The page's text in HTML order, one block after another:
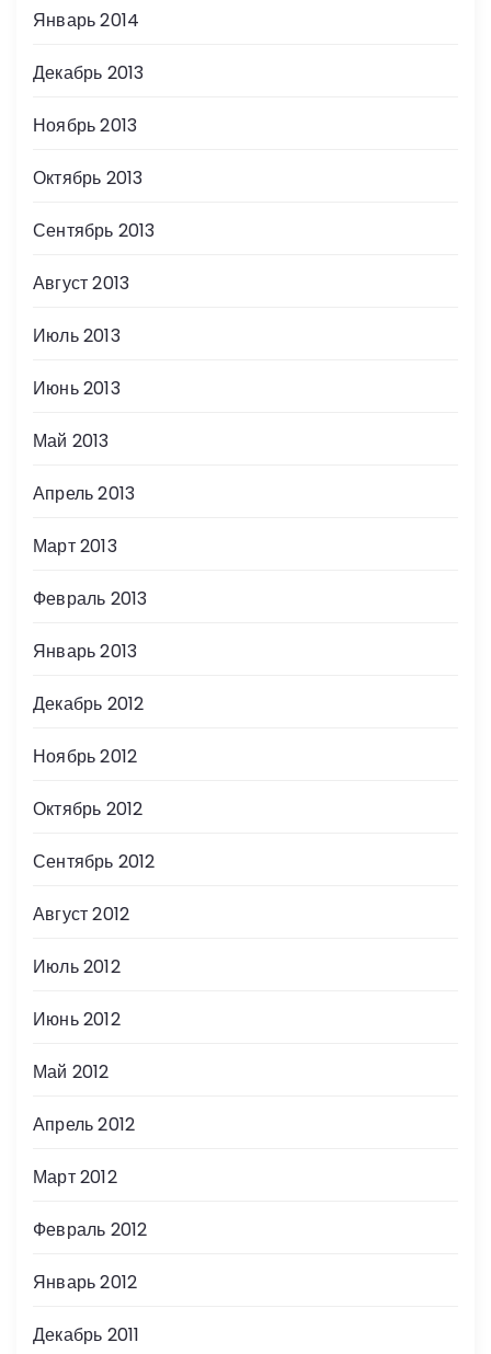
Январь 2014
Декабрь 2013
Ноябрь 2013
Октябрь 2013
Сентябрь 2013
Август 2013
Июль 2013
Июнь 2013
Май 2013
Апрель 2013
Март 2013
Февраль 2013
Январь 2013
Декабрь 2012
Ноябрь 2012
Октябрь 2012
Сентябрь 2012
Август 2012
Июль 2012
Июнь 2012
Май 2012
Апрель 2012
Март 2012
Февраль 2012
Январь 2012
Декабрь 2011